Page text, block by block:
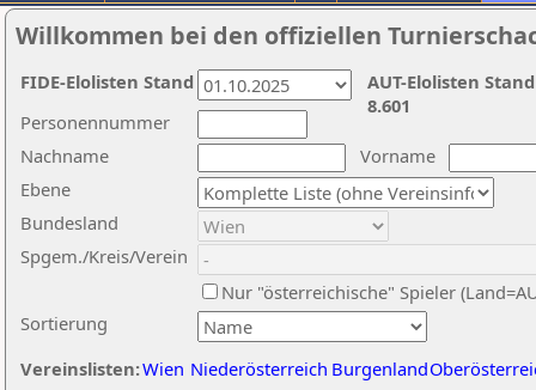
Willkommen bei den offiziellen
Nachname
Vorname
Ebene
Sortierung
Personennummer
Bundesland
Spgem./Kreis/Verein
Nur "österreichische" Spieler
Vereinslisten:Wien Niederösterreich Burgenland
AUT-Elolisten
8.601
FIDE-Elolisten Stand